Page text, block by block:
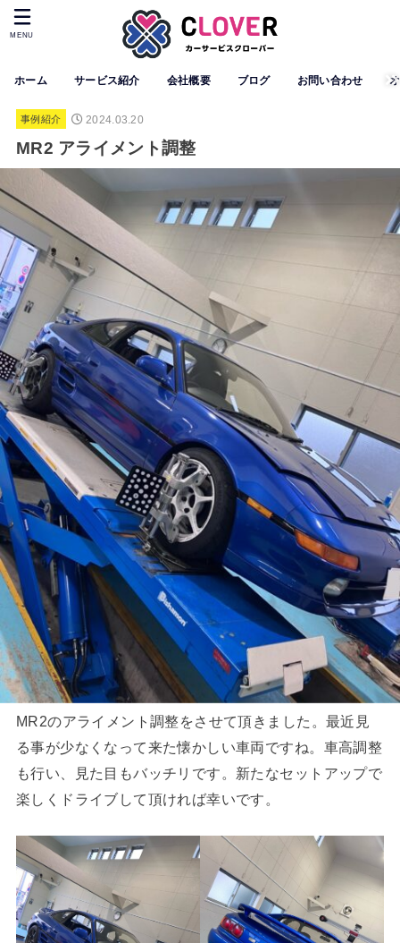
ホーム サービス紹介 会社概要 ブログ お問い合わせ
MENU
事例紹介 2024.03.20
MR2 アライメント調整
MR2のアライメント調整をさせて頂きました。最近見
る事が少なくなって来た懐かしい車両ですね。車高調整
も行い、見た目もバッチリです。新たなセットアップで
楽しくドライブして頂ければ幸いです。